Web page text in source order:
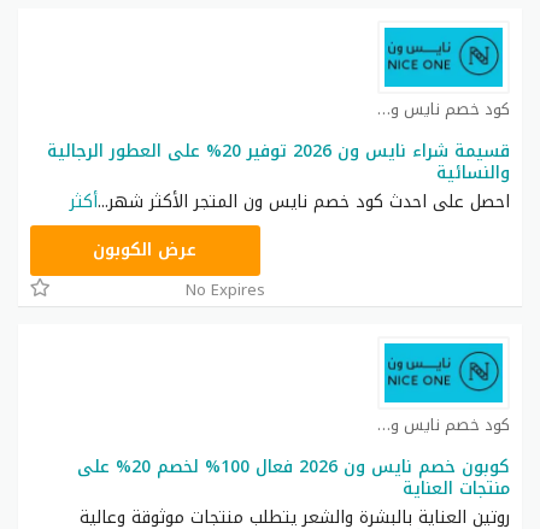
كود خصم نايس ون كوبون
قسيمة شراء نايس ون 2026 توفير 20% على العطور الرجالية
والنسائية
احصل على احدث كود خصم نايس ون المتجر الأكثر شهر...أكثر
ARB11عرض الكوبون
No Expires
كود خصم نايس ون كوبون
كوبون خصم نايس ون 2026 فعال 100% لخصم 20% على
منتجات العناية
روتين العناية بالبشرة والشعر يتطلب منتجات موثوقة وعالية